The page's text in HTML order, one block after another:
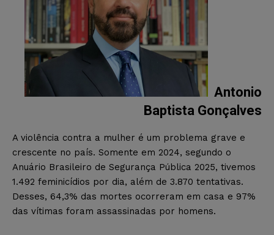
Antonio
Baptista Gonçalves
A violência contra a mulher é um problema grave e
crescente no país. Somente em 2024, segundo o
Anuário Brasileiro de Segurança Pública 2025, tivemos
1.492 feminicídios por dia, além de 3.870 tentativas.
Desses, 64,3% das mortes ocorreram em casa e 97%
das vítimas foram assassinadas por homens.